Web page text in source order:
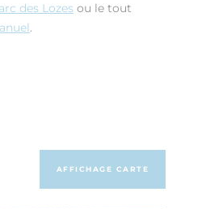
des Lozes ou le tout
.
AFFICHAGE CARTE